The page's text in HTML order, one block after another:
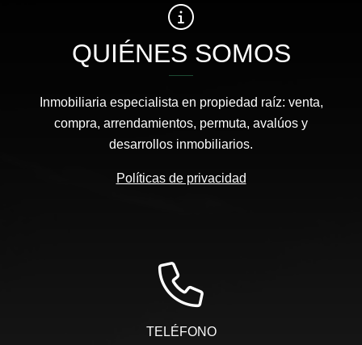
QUIÉNES SOMOS
Inmobiliaria especialista en propiedad raíz: venta,
compra, arrendamientos, permuta, avalúos y
desarrollos inmobiliarios.
Políticas de privacidad
TELÉFONO